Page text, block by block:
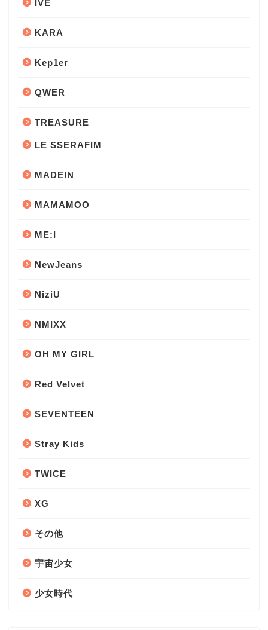
IVE
KARA
Kep1er
QWER
TREASURE
LE SSERAFIM
MADEIN
MAMAMOO
ME:I
NewJeans
NiziU
NMIXX
OH MY GIRL
Red Velvet
SEVENTEEN
Stray Kids
TWICE
XG
その他
宇宙少女
少女時代